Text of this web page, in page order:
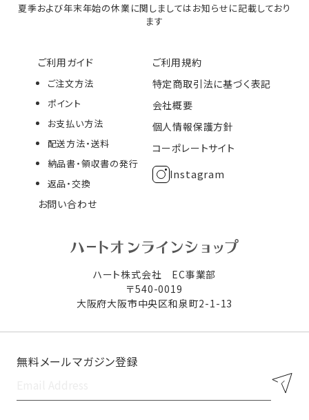
ハート株式会社 EC事業部
〒540-0019
大阪府大阪市中央区和泉町2-1-13
無料メールマガジン登録
ご利用ガイド
ご注文方法
ポイント
お支払い方法
配送方法・送料
納品書・領収書の発行
返品・交換
お問い合わせ
ご利用規約
特定商取引法に基づく表記
会社概要
個人情報保護方針
コーポレートサイト
Instagram
夏季および年末年始の休業に関しましてはお知らせに記載しており
ます